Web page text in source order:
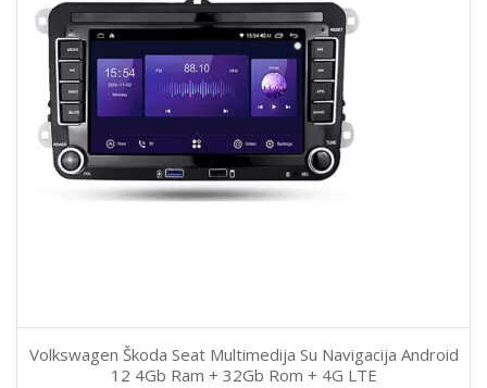
Volkswagen Škoda Seat Multimedija Su Navigacija Android
12 4Gb Ram + 32Gb Rom + 4G LTE